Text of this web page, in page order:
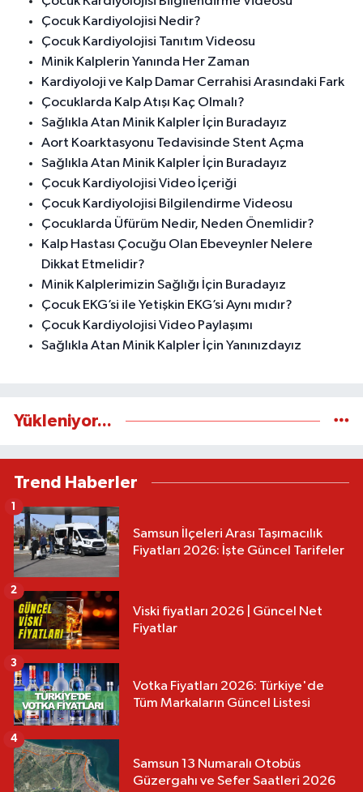
Çocuk Kardiyolojisi Nedir?
Çocuk Kardiyolojisi Tanıtım Videosu
Minik Kalplerin Yanında Her Zaman
Kardiyoloji ve Kalp Damar Cerrahisi Arasındaki Fark
Çocuklarda Kalp Atışı Kaç Olmalı?
Sağlıkla Atan Minik Kalpler İçin Buradayız
Aort Koarktasyonu Tedavisinde Stent Açma
Sağlıkla Atan Minik Kalpler İçin Buradayız
Çocuk Kardiyolojisi Video İçeriği
Çocuk Kardiyolojisi Bilgilendirme Videosu
Çocuklarda Üfürüm Nedir, Neden Önemlidir?
Kalp Hastası Çocuğu Olan Ebeveynler Nelere
Dikkat Etmelidir?
Minik Kalplerimizin Sağlığı İçin Buradayız
Çocuk EKG’si ile Yetişkin EKG’si Aynı mıdır?
Çocuk Kardiyolojisi Video Paylaşımı
Sağlıkla Atan Minik Kalpler İçin Yanınızdayız
Yükleniyor...
Trend Haberler
Samsun İlçeleri Arası Taşımacılık
Fiyatları 2026: İşte Güncel Tarifeler
1
Viski fiyatları 2026 | Güncel Net
Fiyatlar
2
Votka Fiyatları 2026: Türkiye'de
Tüm Markaların Güncel Listesi
3
Samsun 13 Numaralı Otobüs
Güzergahı ve Sefer Saatleri 2026
4